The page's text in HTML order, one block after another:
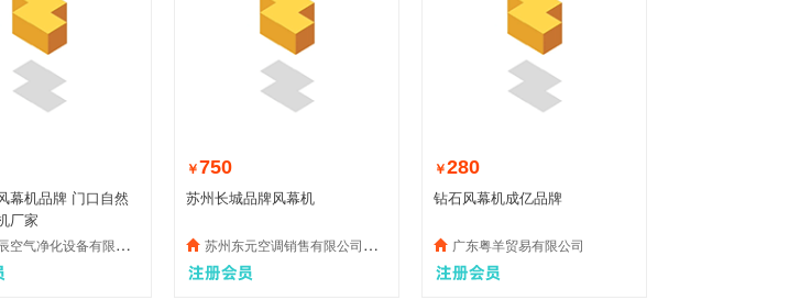
幕机品牌 门口自然
厂家
气净化设备有限公司
￥750
苏州长城品牌风幕机
苏州东元空调销售有限公司销售
￥280
钻石风幕机成亿品牌
广东粤羊贸易有限公司